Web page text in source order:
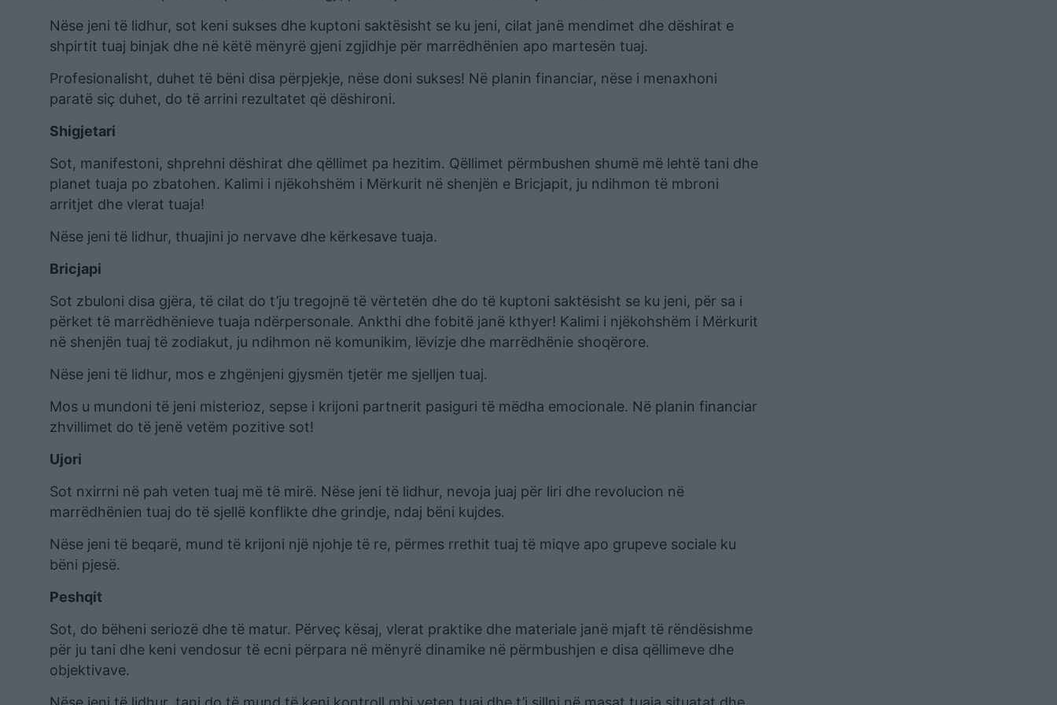
Nëse jeni të lidhur, sot keni sukses dhe kuptoni saktësisht se ku jeni, cilat janë mendimet dhe dëshirat e
shpirtit tuaj binjak dhe në këtë mënyrë gjeni zgjidhje për marrëdhënien apo martesën tuaj.
Profesionalisht, duhet të bëni disa përpjekje, nëse doni sukses! Në planin financiar, nëse i menaxhoni
paratë siç duhet, do të arrini rezultatet që dëshironi.
Shigjetari
Sot, manifestoni, shprehni dëshirat dhe qëllimet pa hezitim. Qëllimet përmbushen shumë më lehtë tani dhe
planet tuaja po zbatohen. Kalimi i njëkohshëm i Mërkurit në shenjën e Bricjapit, ju ndihmon të mbroni
arritjet dhe vlerat tuaja!
Nëse jeni të lidhur, thuajini jo nervave dhe kërkesave tuaja.
Bricjapi
Sot zbuloni disa gjëra, të cilat do t’ju tregojnë të vërtetën dhe do të kuptoni saktësisht se ku jeni, për sa i
përket të marrëdhënieve tuaja ndërpersonale. Ankthi dhe fobitë janë kthyer! Kalimi i njëkohshëm i Mërkurit
në shenjën tuaj të zodiakut, ju ndihmon në komunikim, lëvizje dhe marrëdhënie shoqërore.
Nëse jeni të lidhur, mos e zhgënjeni gjysmën tjetër me sjelljen tuaj.
Mos u mundoni të jeni misterioz, sepse i krijoni partnerit pasiguri të mëdha emocionale. Në planin financiar
zhvillimet do të jenë vetëm pozitive sot!
Ujori
Sot nxirrni në pah veten tuaj më të mirë. Nëse jeni të lidhur, nevoja juaj për liri dhe revolucion në
marrëdhënien tuaj do të sjellë konflikte dhe grindje, ndaj bëni kujdes.
Nëse jeni të beqarë, mund të krijoni një njohje të re, përmes rrethit tuaj të miqve apo grupeve sociale ku
bëni pjesë.
Peshqit
Sot, do bëheni seriozë dhe të matur. Përveç kësaj, vlerat praktike dhe materiale janë mjaft të rëndësishme
për ju tani dhe keni vendosur të ecni përpara në mënyrë dinamike në përmbushjen e disa qëllimeve dhe
objektivave.